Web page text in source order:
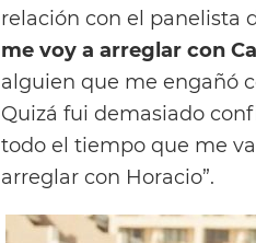
relación con el panelista
me voy a arreglar con
alguien que me engañó
Quizá fui demasiado
todo el tiempo que me
arreglar con Horacio”.